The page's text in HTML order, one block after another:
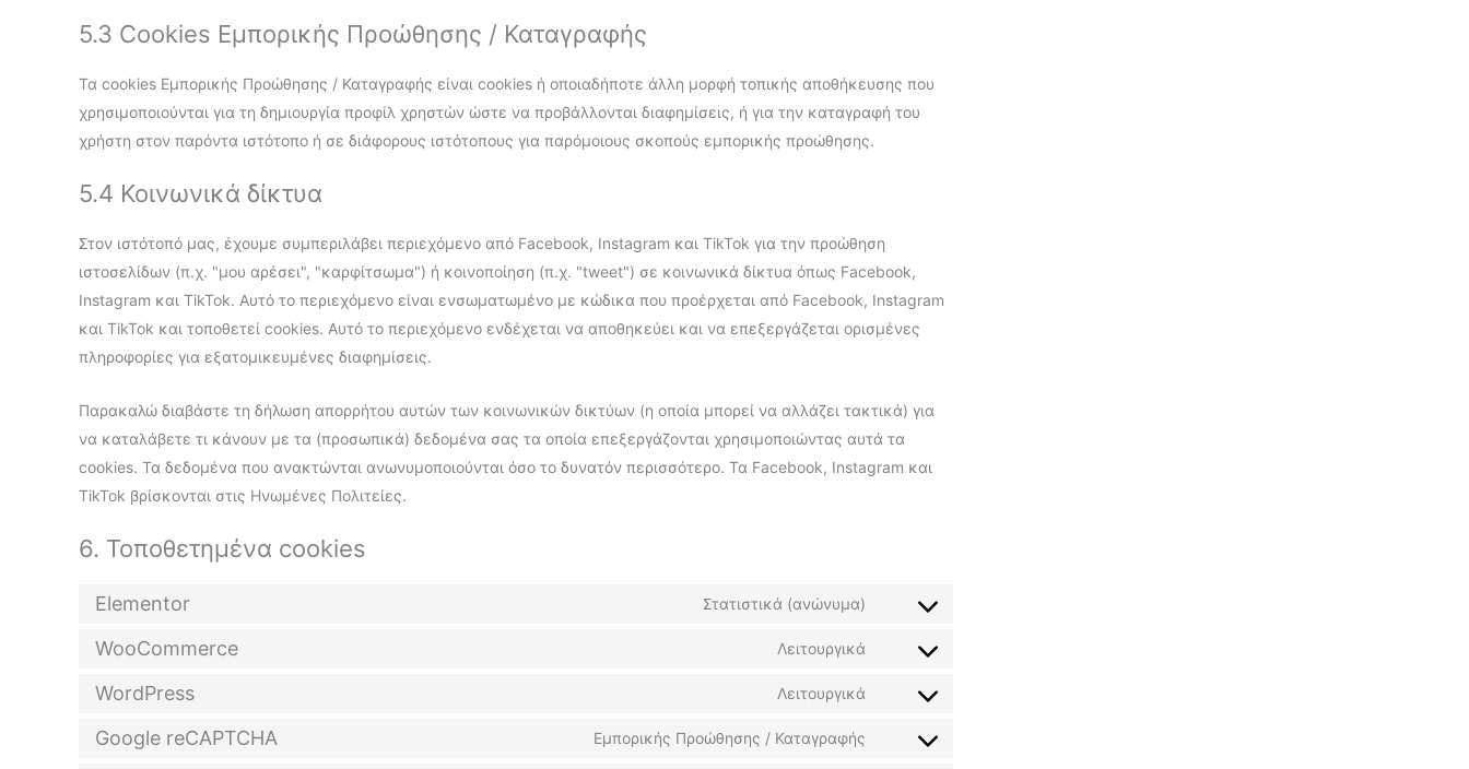
5.3 Cookies Εμπορικής Προώθησης / Καταγραφής
Τα cookies Εμπορικής Προώθησης / Καταγραφής είναι cookies ή οποιαδήποτε άλλη μορφή τοπικής αποθήκευσης που
χρησιμοποιούνται για τη δημιουργία προφίλ χρηστών ώστε να προβάλλονται διαφημίσεις, ή για την καταγραφή του
χρήστη στον παρόντα ιστότοπο ή σε διάφορους ιστότοπους για παρόμοιους σκοπούς εμπορικής προώθησης.
5.4 Κοινωνικά δίκτυα
Στον ιστότοπό μας, έχουμε συμπεριλάβει περιεχόμενο από Facebook, Instagram και TikTok για την προώθηση
ιστοσελίδων (π.χ. "μου αρέσει", "καρφίτσωμα") ή κοινοποίηση (π.χ. "tweet") σε κοινωνικά δίκτυα όπως Facebook,
Instagram και TikTok. Αυτό το περιεχόμενο είναι ενσωματωμένο με κώδικα που προέρχεται από Facebook, Instagram
και TikTok και τοποθετεί cookies. Αυτό το περιεχόμενο ενδέχεται να αποθηκεύει και να επεξεργάζεται ορισμένες
πληροφορίες για εξατομικευμένες διαφημίσεις.
Παρακαλώ διαβάστε τη δήλωση απορρήτου αυτών των κοινωνικών δικτύων (η οποία μπορεί να αλλάζει τακτικά) για
να καταλάβετε τι κάνουν με τα (προσωπικά) δεδομένα σας τα οποία επεξεργάζονται χρησιμοποιώντας αυτά τα
cookies. Τα δεδομένα που ανακτώνται ανωνυμοποιούνται όσο το δυνατόν περισσότερο. Τα Facebook, Instagram και
TikTok βρίσκονται στις Ηνωμένες Πολιτείες.
6. Τοποθετημένα cookies
Elementor Στατιστικά (ανώνυμα)
WooCommerce Λειτουργικά
WordPress Λειτουργικά
Google reCAPTCHA Εμπορικής Προώθησης / Καταγραφής